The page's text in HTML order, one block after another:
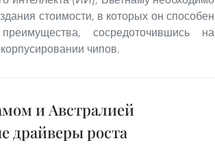
стоимости, в которых он способен
сосредоточившись на
чипов.
и Австралией
драйверы роста